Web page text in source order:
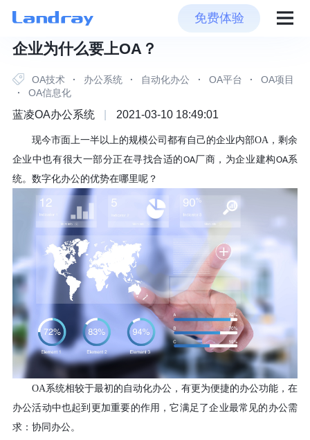
免费体验
企业为什么要上OA？
OA技术 · 办公系统 · 自动化办公 · OA平台 ·
OA项目
·
OA信息化
蓝凌OA办公系统 2021-03-10 18:49:01
现今市面上一半以上的规模公司都有自己的企业内部OA ，剩余
企业中也有很大一部分正在寻找合适的OA厂商，为企业建构OA系
统。数字化办公的优势在哪里呢？
OA系统相较于最初的自动化办公，有更为便捷的办公功能，在
办公活动中也起到更加重要的作用，它满足了企业最常见的办公需
求：协同办公。